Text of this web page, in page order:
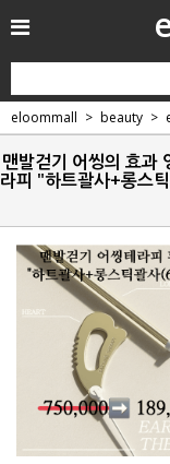
eloommall beauty
맨발걷기 어씽의 효과
라피 "하트괄사+롱스